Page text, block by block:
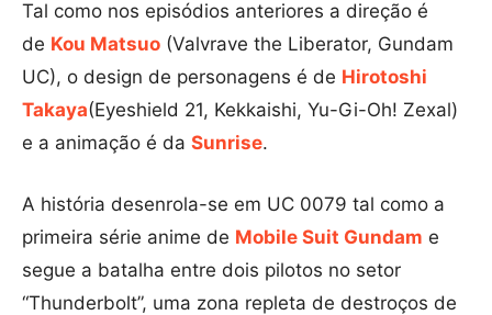
Tal como nos episódios anteriores a direção é
de Kou Matsuo (Valvrave the Liberator, Gundam
UC), o design de personagens é de Hirotoshi
Takaya(Eyeshield 21, Kekkaishi, Yu-Gi-Oh! Zexal)
e a animação é da Sunrise.
A história desenrola-se em UC 0079 tal como a
primeira série anime de Mobile Suit Gundam e
segue a batalha entre dois pilotos no setor
“Thunderbolt”, uma zona repleta de destroços de